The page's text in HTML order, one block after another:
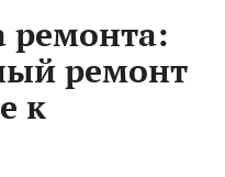
ремонта:
ремонт
к